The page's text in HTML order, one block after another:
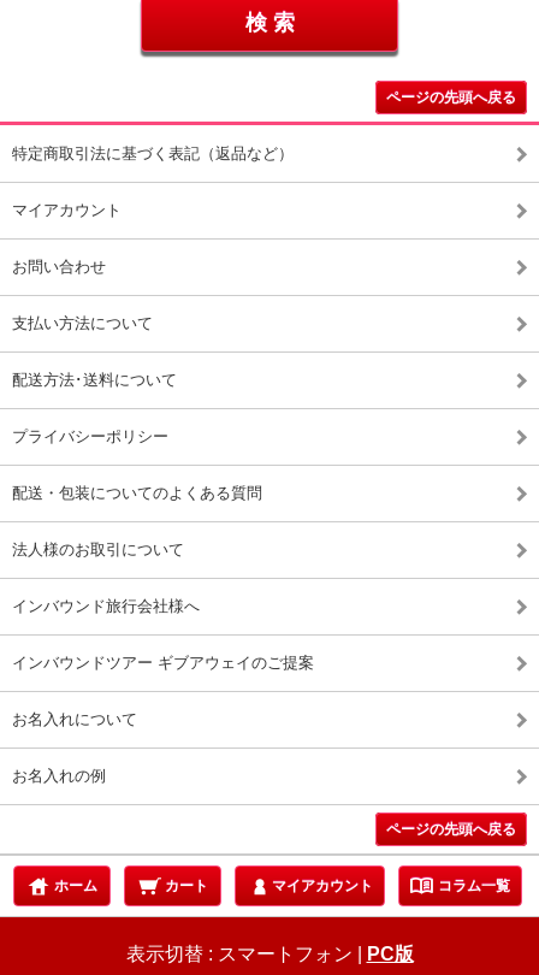
ページの先頭へ戻る
特定商取引法に基づく表記（返品など）
マイアカウント
お問い合わせ
支払い方法について
配送方法･送料について
プライバシーポリシー
配送・包装についてのよくある質問
法人様のお取引について
インバウンド旅行会社様へ
インバウンドツアー ギブアウェイのご提案
お名入れについて
お名入れの例
ページの先頭へ戻る
ホーム カート マイアカウント menu_book コラム一覧
表示切替 : スマートフォン PC版